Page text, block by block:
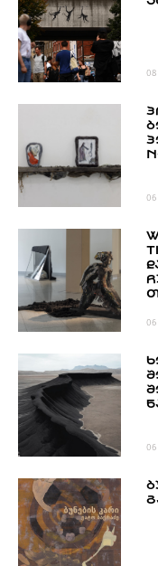
PROJECTS
TV
LIBRARY
SHOP
ᲙᲝᲜᲢᲐᲥᲢᲘ
ᲩᲕᲔᲜ
STUDIO